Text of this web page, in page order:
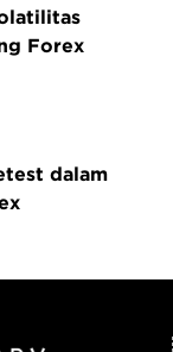
Forex
dalam